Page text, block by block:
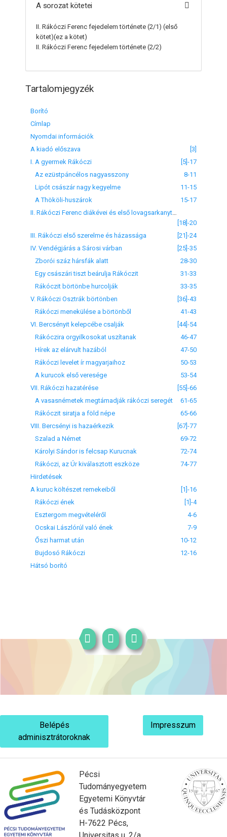
A sorozat kötetei
II. Rákóczi Ferenc fejedelem története (2/1) (első
kötet)(ez a kötet)
II. Rákóczi Ferenc fejedelem története (2/2)
Tartalomjegyzék
Borító
Címlap
Nyomdai információk
A kiadó előszava
[3]
I. A gyermek Rákóczi
[5]-17
Az ezüstpáncélos nagyasszony
8-11
Lipót császár nagy kegyelme
11-15
A Thököli-huszárok
15-17
[18]-20
III. Rákóczi első szerelme és házassága
[21]-24
IV. Vendégjárás a Sárosi várban
[25]-35
Zborói száz hársfák alatt
28-30
Egy császári tiszt beárulja Rákóczit
31-33
Rákóczit börtönbe hurcolják
33-35
V. Rákóczi Osztrák börtönben
[36]-43
Rákóczi menekülése a börtönből
41-43
VI. Bercsényit kelepcébe csalják
[44]-54
Rákóczira orgyilkosokat uszítanak
46-47
Hírek az elárvult hazából
47-50
Rákóczi levelet ír magyarjaihoz
50-53
A kurucok első veresége
53-54
VII. Rákóczi hazatérése
[55]-66
A vasasnémetek megtámadják rákóczi seregét
61-65
Rákóczit siratja a föld népe
65-66
VIII. Bercsényi is hazaérkezik
[67]-77
Szalad a Német
69-72
Károlyi Sándor is felcsap Kurucnak
72-74
Rákóczi, az Úr kiválasztott eszköze
74-77
Hirdetések
A kuruc költészet remekeiből
[1]-16
Rákóczi ének
[1]-4
Esztergom megvételéről
4-6
Ocskai Lászlórúl való ének
7-9
Őszi harmat után
10-12
Bujdosó Rákóczi
12-16
Hátsó borító
Belépés
adminisztrátoroknak
Impresszum
Pécsi
Tudományegyetem
Egyetemi Könyvtár
és Tudásközpont
H-7622 Pécs,
Universitas u. 2/a